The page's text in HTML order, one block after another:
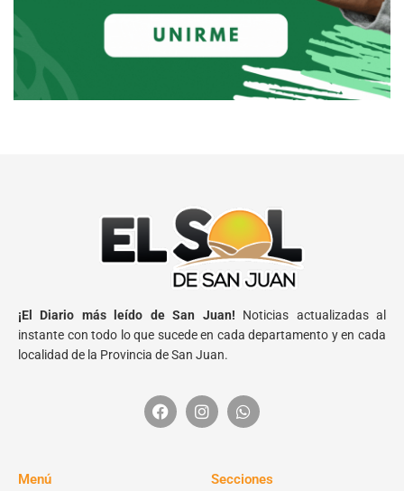
¡El Diario más leído de San Juan! Noticias actualizadas al
instante con todo lo que sucede en cada departamento y en cada
localidad de la Provincia de San Juan.
Menú Secciones